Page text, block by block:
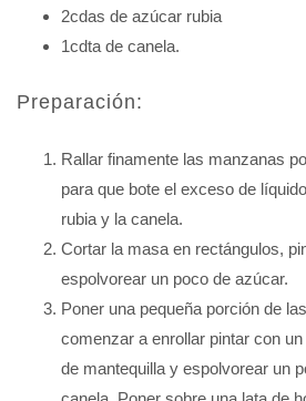
2cdas de azúcar rubia
1cdta de canela.
Preparación:
Rallar finamente las manzanas
para que bote el exceso de
rubia y la canela.
Cortar la masa en rectángulos,
espolvorear un poco de azúcar.
Poner una pequeña porción de
comenzar a enrollar pintar con
de mantequilla y espolvorear un